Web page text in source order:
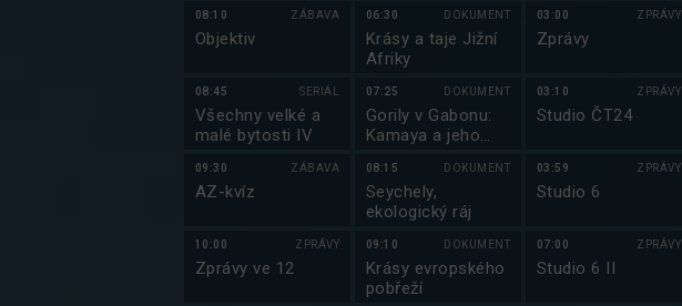
08:10 ZÁBAVA
Objektiv
08:45 SERIÁL
Všechny velké a
malé bytosti IV
09:30 ZÁBAVA
AZ-kvíz
10:00 ZPRÁVY
Zprávy ve 12
06:30 DOKUMENT
Krásy a taje Jižní
Afriky
07:25 DOKUMENT
Gorily v Gabonu:
Kamaya a jeho
08:15 DOKUMENT
Seychely,
ekologický ráj
09:10 DOKUMENT
Krásy evropského
pobřeží
03:00 ZPRÁVY
Zprávy
03:10 ZPRÁVY
Studio ČT24
03:59 ZPRÁVY
Studio 6
07:00 ZPRÁVY
Studio 6 II